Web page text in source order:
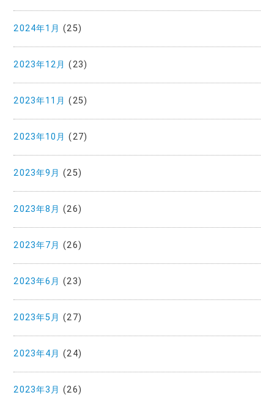
2024年1月 (25)
2023年12月 (23)
2023年11月 (25)
2023年10月 (27)
2023年9月 (25)
2023年8月 (26)
2023年7月 (26)
2023年6月 (23)
2023年5月 (27)
2023年4月 (24)
2023年3月 (26)